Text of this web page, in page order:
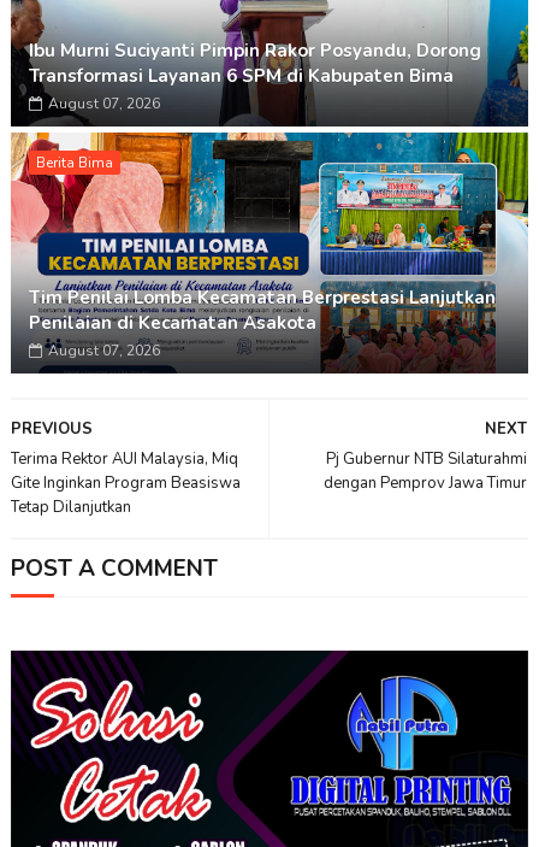
Ibu Murni Suciyanti Pimpin Rakor Posyandu, Dorong
Transformasi Layanan 6 SPM di Kabupaten Bima
August 07, 2026
Berita Bima
Tim Penilai Lomba Kecamatan Berprestasi Lanjutkan
Penilaian di Kecamatan Asakota
August 07, 2026
NEXT
Pj Gubernur NTB Silaturahmi
dengan Pemprov Jawa Timur
PREVIOUS
Terima Rektor AUI Malaysia, Miq
Gite Inginkan Program Beasiswa
Tetap Dilanjutkan
POST A COMMENT